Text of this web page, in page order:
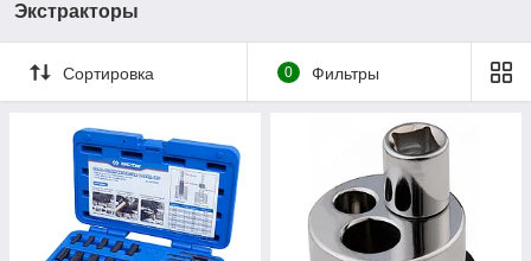
Экстракторы
Сортировка 0 Фильтры